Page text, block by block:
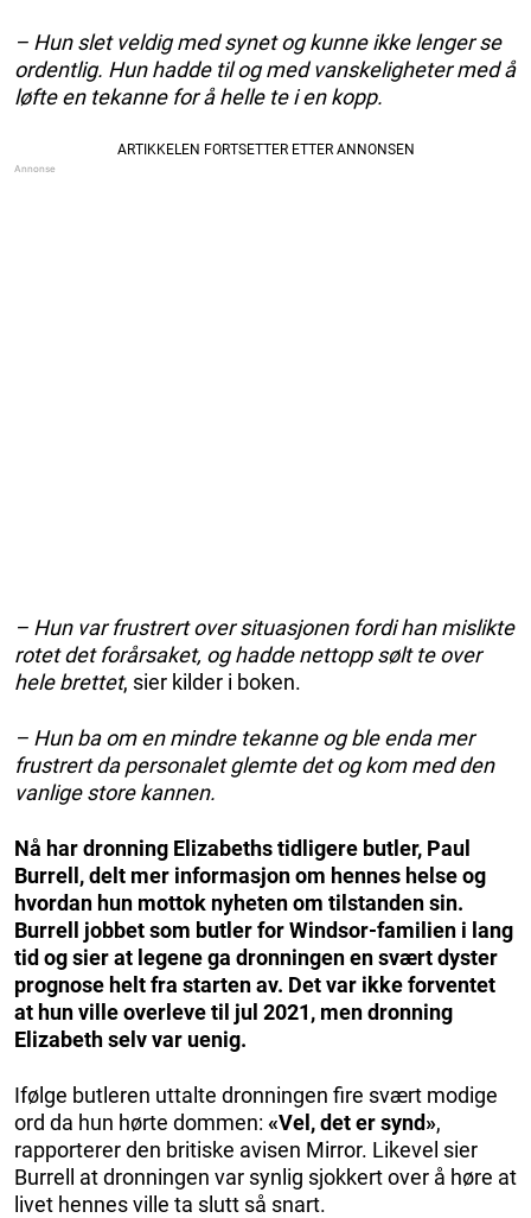
– Hun slet veldig med synet og kunne ikke lenger se
ordentlig. Hun hadde til og med vanskeligheter med å
løfte en tekanne for å helle te i en kopp.
– Hun var frustrert over situasjonen fordi han mislikte
rotet det forårsaket, og hadde nettopp sølt te over
hele brettet, sier kilder i boken.
– Hun ba om en mindre tekanne og ble enda mer
frustrert da personalet glemte det og kom med den
vanlige store kannen.
Nå har dronning Elizabeths tidligere butler, Paul
Burrell, delt mer informasjon om hennes helse og
hvordan hun mottok nyheten om tilstanden sin.
Burrell jobbet som butler for Windsor-familien i lang
tid og sier at legene ga dronningen en svært dyster
prognose helt fra starten av. Det var ikke forventet
at hun ville overleve til jul 2021, men dronning
Elizabeth selv var uenig.
Ifølge butleren uttalte dronningen fire svært modige
ord da hun hørte dommen: «Vel, det er synd»,
rapporterer den britiske avisen Mirror. Likevel sier
Burrell at dronningen var synlig sjokkert over å høre at
livet hennes ville ta slutt så snart.